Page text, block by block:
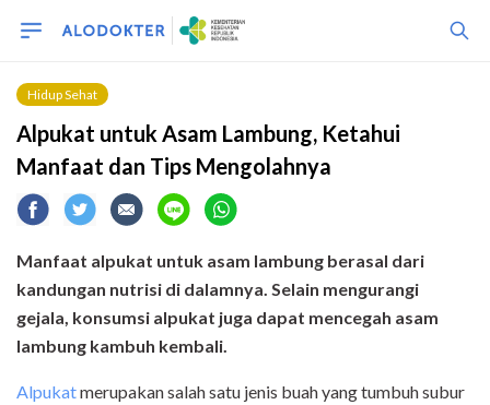
Hidup Sehat
Alpukat untuk Asam Lambung, Ketahui
Manfaat dan Tips Mengolahnya
Manfaat alpukat untuk asam lambung berasal dari
kandungan nutrisi di dalamnya. Selain mengurangi
gejala, konsumsi alpukat juga dapat mencegah asam
lambung kambuh kembali.
Alpukatmerupakan salah satu jenis buah yang tumbuh subur